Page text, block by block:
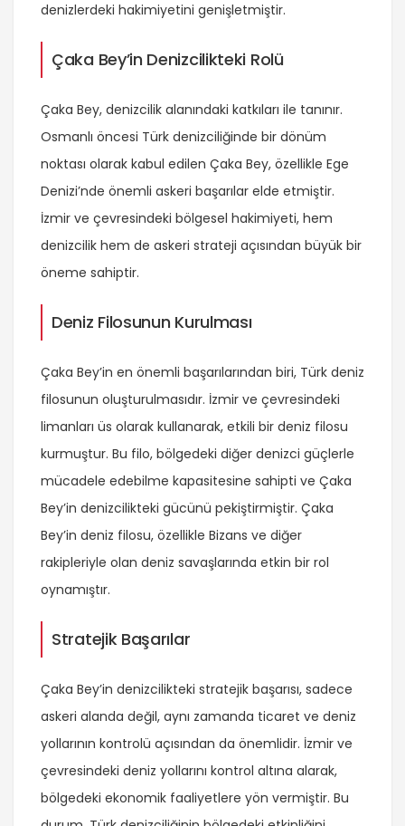
denizlerdeki hakimiyetini genişletmiştir.
Çaka Bey’in Denizcilikteki Rolü
Çaka Bey, denizcilik alanındaki katkıları ile tanınır.
Osmanlı öncesi Türk denizciliğinde bir dönüm
noktası olarak kabul edilen Çaka Bey, özellikle Ege
Denizi’nde önemli askeri başarılar elde etmiştir.
İzmir ve çevresindeki bölgesel hakimiyeti, hem
denizcilik hem de askeri strateji açısından büyük bir
öneme sahiptir.
Deniz Filosunun Kurulması
Çaka Bey’in en önemli başarılarından biri, Türk deniz
filosunun oluşturulmasıdır. İzmir ve çevresindeki
limanları üs olarak kullanarak, etkili bir deniz filosu
kurmuştur. Bu filo, bölgedeki diğer denizci güçlerle
mücadele edebilme kapasitesine sahipti ve Çaka
Bey’in denizcilikteki gücünü pekiştirmiştir. Çaka
Bey’in deniz filosu, özellikle Bizans ve diğer
rakipleriyle olan deniz savaşlarında etkin bir rol
oynamıştır.
Stratejik Başarılar
Çaka Bey’in denizcilikteki stratejik başarısı, sadece
askeri alanda değil, aynı zamanda ticaret ve deniz
yollarının kontrolü açısından da önemlidir. İzmir ve
çevresindeki deniz yollarını kontrol altına alarak,
bölgedeki ekonomik faaliyetlere yön vermiştir. Bu